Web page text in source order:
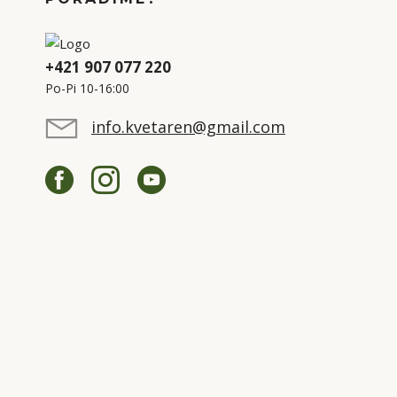
+421 907 077 220
Po-Pi 10-16:00
info.kvetaren@gmail.com